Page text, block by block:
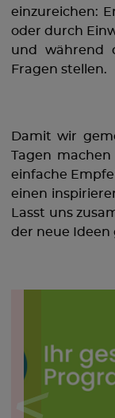
einzureichen:
oder durch
und während
Fragen stellen.
Damit wir
Tagen
einfache
einen
Lasst uns
der neue Ideen